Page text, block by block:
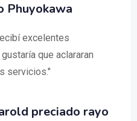
Phuyokawa
excelentes
que aclararan
servicios."
preciado rayo